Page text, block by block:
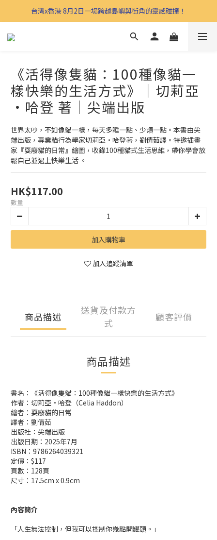
台灣x香港 8月2日一場跨越島嶼與街角的靈感碰撞！
《活得像隻貓：100種像貓一
樣快樂的生活方式》｜切莉亞
•哈登 著｜尖端出版
世界太吵，不如像貓一樣，每天多睡一點、少煩一點。本書由尖
端出版，專業貓行為學家切莉亞·哈登著，劉倩茹譯。特邀插畫
家『耍廢貓的日常』繪圖，收錄100種貓式生活思維，帶你學會放
鬆自己並過上快樂生活 。
HK$117.00
數量
加入購物車
加入追蹤清單
商品描述
送貨及付款方
式
顧客評價
商品描述
書名：《活得像隻貓：100種像貓一樣快樂的生活方式》
作者：切莉亞•哈登（Celia Haddon）
繪者：耍廢貓的日常
譯者：劉倩茹
出版社：尖端出版
出版日期：2025年7月
ISBN：9786264039321
定價：$117
頁數：128頁
尺寸：17.5cm x 0.9cm
內容簡介
「人生無法控制，但我可以控制你幾點開罐頭。」